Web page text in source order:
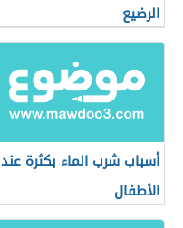
الرضيع
أسباب شرب الماء بكثرة عند
الأطفال